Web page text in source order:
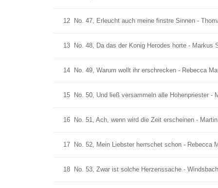
12 No. 47, Erleucht auch meine finstre Sinnen -
13 No. 48, Da das der Konig Herodes horte - Markus
14 No. 49, Warum wollt ihr erschrecken - Rebecca
15 No. 50, Und ließ versammeln alle Hohenpriester -
16 No. 51, Ach, wenn wird die Zeit erscheinen -
17 No. 52, Mein Liebster herrschet schon - Rebecca
18 No. 53, Zwar ist solche Herzenssache -